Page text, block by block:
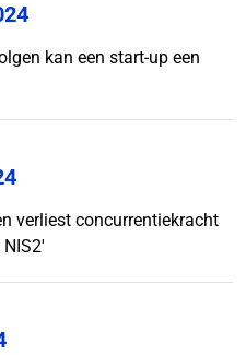
kan een start-up een
verliest concurrentiekracht